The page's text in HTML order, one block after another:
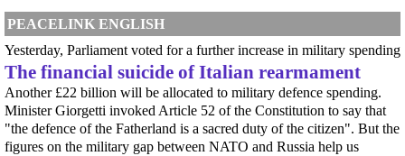
Sudan23 giugno 2026GINEVRA – Un rapporto dell'Ufficio dei Diritti Umani
delle Nazioni Unite pubblicato martedì mette a nudo la brutalità e l'entità
della violenza sessuale legata al confl
[News] Accordo di cooperazione militare fra l'Italia e gli Emirati Arabi
Uniti. Ecco i nomi dei senatori che non hanno citato il genocidio del Sudan,
in cui sono coinvolti gli Emirati Arabi Uniti
E' stato approvato - prima con il voto della Camera e poi con quello del
Senato - l'accordo di cooperazione militare fra l'Italia e gli Emirati Arabi
Uniti, il cui coinvolgimento nel genocidio del Sudan è oggetto di indagine da
PEACELINK ENGLISH
Yesterday, Parliament voted for a further increase in military spending
The financial suicide of Italian rearmament
Another £22 billion will be allocated to military defence spending.
Minister Giorgetti invoked Article 52 of the Constitution to say that
"the defence of the Fatherland is a sacred duty of the citizen". But the
figures on the military gap between NATO and Russia help us